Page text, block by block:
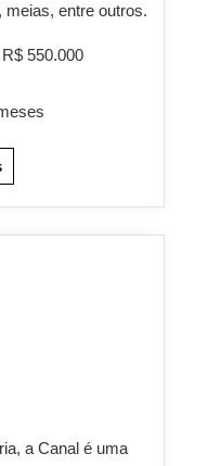
meias, entre outros.
550.000
a Canal é uma